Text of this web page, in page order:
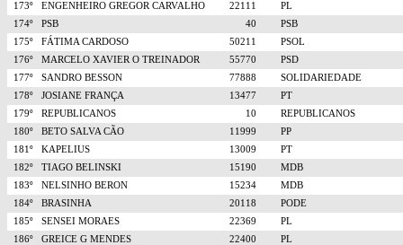
173º
ENGENHEIRO GREGOR CARVALHO 22111
PL
174º
PSB 40
PSB
175º
FÁTIMA CARDOSO 50211
PSOL
176º
MARCELO XAVIER O TREINADOR 55770
PSD
177º
SANDRO BESSON 77888
SOLIDARIEDADE
178º
JOSIANE FRANÇA 13477
PT
179º
REPUBLICANOS 10
REPUBLICANOS
180º
BETO SALVA CÃO 11999
PP
181º
KAPELIUS 13009
PT
182º
TIAGO BELINSKI 15190
MDB
183º
NELSINHO BERON 15234
MDB
184º
BRASINHA 20118
PODE
185º
SENSEI MORAES 22369
PL
186º
GREICE G MENDES 22400
PL